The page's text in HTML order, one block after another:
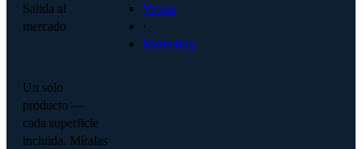
Salida al
mercado
Ventas
·
Marketing
Un solo
producto —
cada superficie
incluida. Míralas